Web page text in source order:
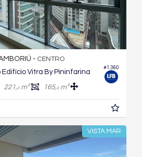
#1.360
- CENTRO
Vitra By Pininfarina
221,0m² 165,0m²
VISTA MAR